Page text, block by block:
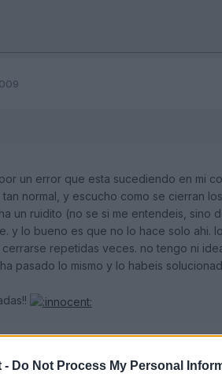
- Do Not Process My Personal
un error que esta sucediendo en mi
normal, y escucho como se cierran
un ruidito (no se si me entendeis, sino
y lo bueno es que no lo hace solo
cerrarse repetidas veces. no tengo ni
pasado lo mismo y lo habeis
jajaja